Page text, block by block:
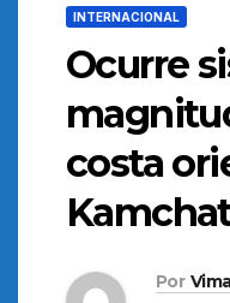
INTERNACIONAL
Ocurre
costa
Por